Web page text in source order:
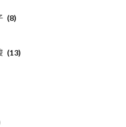
(8)
(13)